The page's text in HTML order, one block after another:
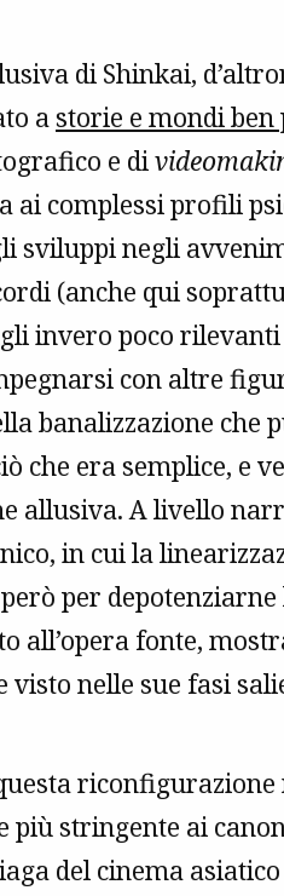
di Shinkai,
astorie e mondi ben
e di
ai complessi profili
sviluppi negli
(anche qui
invero poco
con altre
banalizzazione che
che era semplice, e
allusiva. A livello
in cui la
per depotenziarne
all’opera fonte,
nelle sue fasi
più stringente ai
del cinema